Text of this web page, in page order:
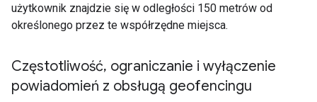
użytkownik znajdzie się w odległości 150 metrów od
określonego przez te współrzędne miejsca.
Częstotliwość, ograniczanie i wyłączenie
powiadomień z obsługą geofencingu